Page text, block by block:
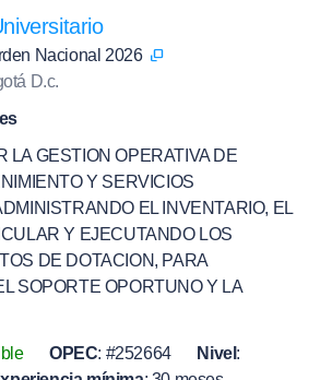
Nacional 2026
D.c.
LA GESTION OPERATIVA DE
Y SERVICIOS
EL INVENTARIO, EL
Y EJECUTANDO LOS
DE DOTACION, PARA
SOPORTE OPORTUNO Y LA
OPEC: #252664 Nivel :